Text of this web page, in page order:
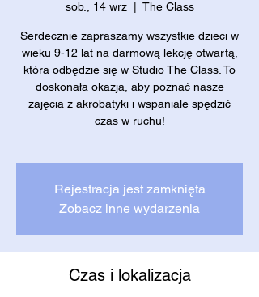
sob., 14 wrz
  |
The Class
Serdecznie zapraszamy wszystkie dzieci w
wieku 9-12 lat na darmową lekcję otwartą,
która odbędzie się w Studio The Class. To
doskonała okazja, aby poznać nasze
zajęcia z akrobatyki i wspaniale spędzić
czas w ruchu!
Rejestracja jest zamknięta
Zobacz inne wydarzenia
Czas i lokalizacja